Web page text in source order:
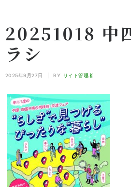
20251018 中
ラシ
2025年9月27日 BY サイト管理者